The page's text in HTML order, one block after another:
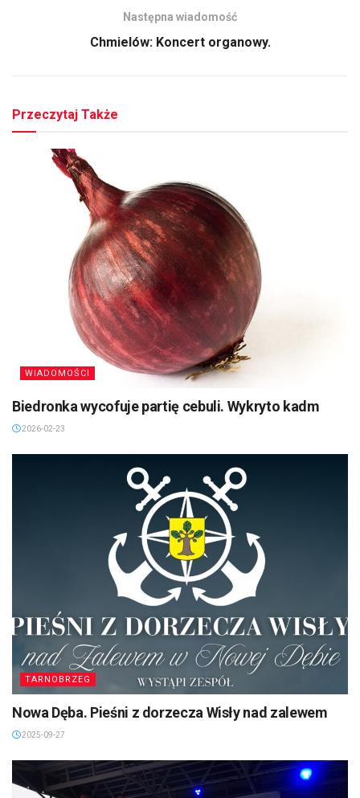
Następna wiadomość
Chmielów: Koncert organowy.
Przeczytaj Także
WIADOMOŚCI
Biedronka wycofuje partię cebuli. Wykryto kadm
2026-02-23
TARNOBRZEG
Nowa Dęba. Pieśni z dorzecza Wisły nad zalewem
2025-09-27